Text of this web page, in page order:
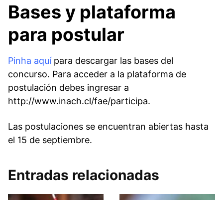
Bases y plataforma
para postular
Pinha aquí para descargar las bases del
concurso. Para acceder a la plataforma de
postulación debes ingresar a
http://www.inach.cl/fae/participa.
Las postulaciones se encuentran abiertas hasta
el 15 de septiembre.
Entradas relacionadas